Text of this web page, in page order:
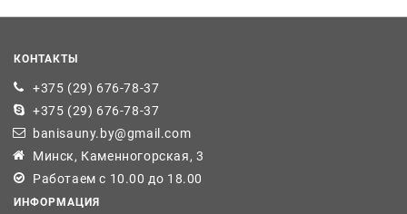
КОНТАКТЫ
+375 (29) 676-78-37
+375 (29) 676-78-37
banisauny.by@gmail.com
Минск, Каменногорская, 3
Работаем с 10.00 до 18.00
ИНФОРМАЦИЯ